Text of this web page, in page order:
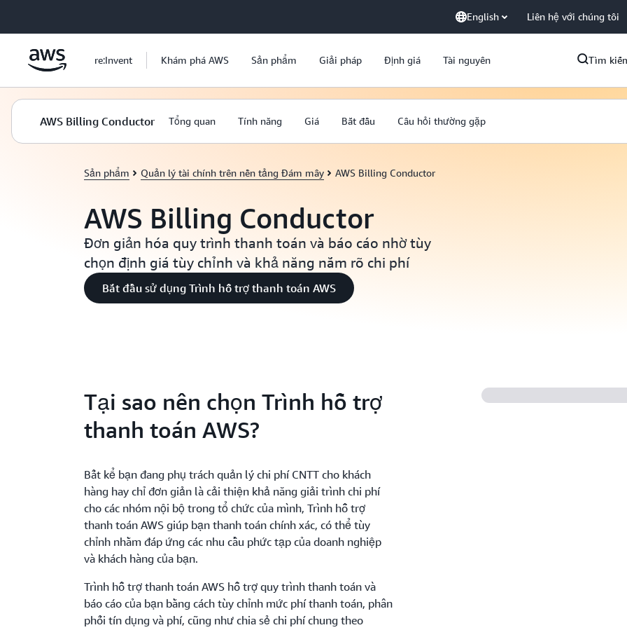
English Liên hệ với chúng tôi
re:Invent Khám phá AWS Sản phẩm Giải pháp Định giá Tài nguyên Tìm
AWS Billing Conductor Tổng quan Tính năng Giá Bắt đầu Câu hỏi thường gặp
Sản phẩm Quản lý tài chính trên nền tảng Đám mây AWS Billing Conductor
AWS Billing Conductor
Đơn giản hóa quy trình thanh toán và báo cáo nhờ tùy
chọn định giá tùy chỉnh và khả năng nắm rõ chi phí
Bắt đầu sử dụng Trình hỗ trợ thanh toán AWS
Tại sao nên chọn Trình hỗ trợ
thanh toán AWS?
Bất kể bạn đang phụ trách quản lý chi phí CNTT cho khách
hàng hay chỉ đơn giản là cải thiện khả năng giải trình chi phí
cho các nhóm nội bộ trong tổ chức của mình, Trình hỗ trợ
thanh toán AWS giúp bạn thanh toán chính xác, có thể tùy
chỉnh nhằm đáp ứng các nhu cầu phức tạp của doanh nghiệp
và khách hàng của bạn.
Trình hỗ trợ thanh toán AWS hỗ trợ quy trình thanh toán và
báo cáo của bạn bằng cách tùy chỉnh mức phí thanh toán, phân
phối tín dụng và phí, cũng như chia sẻ chi phí chung theo